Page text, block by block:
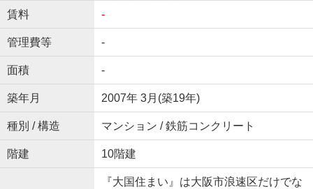
賃料 -
管理費等 -
面積 -
築年月 2007年 3月(築19年)
種別 / 構造 マンション / 鉄筋コンクリート
階建 10階建
『大国住まい』は大阪市浪速区だけでな